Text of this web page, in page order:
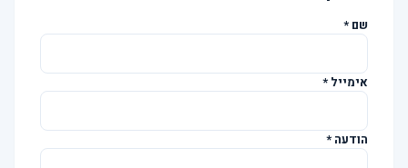
שם *
אימייל *
הודעה *